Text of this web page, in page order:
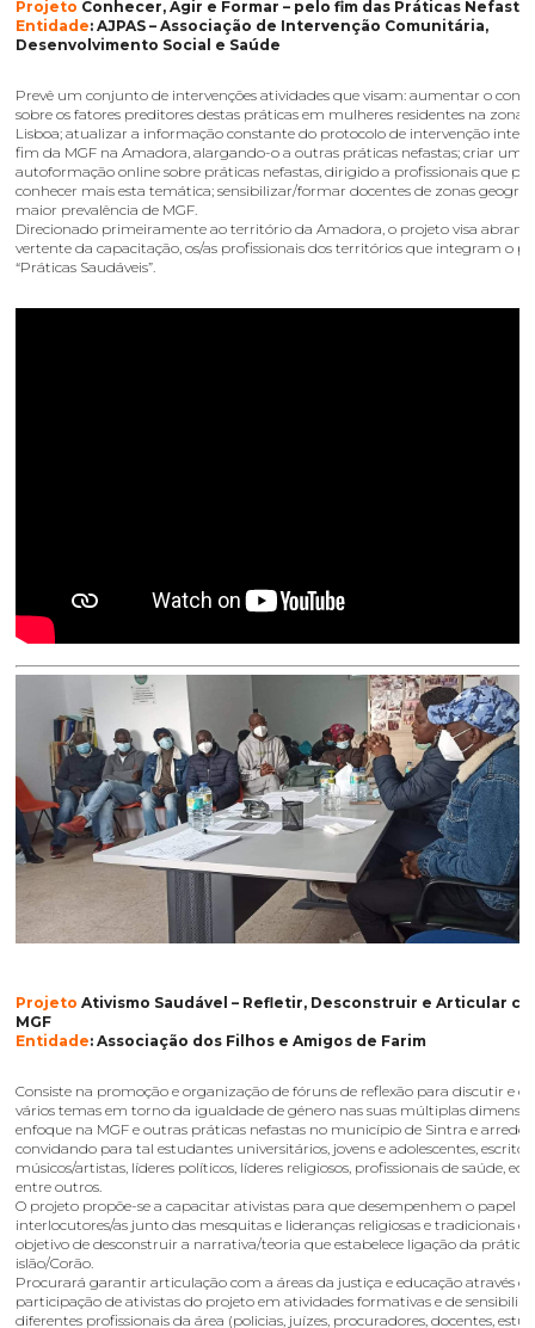
Projeto Conhecer, Agir e Formar – pelo fim das Práticas
Entidade: AJPAS – Associação de Intervenção Comunitária,
Desenvolvimento Social e Saúde
Prevê um conjunto de intervenções atividades que visam: aumentar o
sobre os fatores preditores destas práticas em mulheres residentes na zona
Lisboa; atualizar a informação constante do protocolo de intervenção
fim da MGF na Amadora, alargando-o a outras práticas nefastas; criar um
autoformação online sobre práticas nefastas, dirigido a profissionais que
conhecer mais esta temática; sensibilizar/formar docentes de zonas
maior prevalência de MGF.
Direcionado primeiramente ao território da Amadora, o projeto visa
vertente da capacitação, os/as profissionais dos territórios que integram o
“Práticas Saudáveis”.
Projeto Ativismo Saudável – Refletir, Desconstruir e Articular
MGF
Entidade: Associação dos Filhos e Amigos de Farim
Consiste na promoção e organização de fóruns de reflexão para discutir e
vários temas em torno da igualdade de género nas suas múltiplas
enfoque na MGF e outras práticas nefastas no município de Sintra e
convidando para tal estudantes universitários, jovens e adolescentes,
músicos/artistas, líderes políticos, líderes religiosos, profissionais de saúde,
entre outros.
O projeto propõe-se a capacitar ativistas para que desempenhem o papel
interlocutores/as junto das mesquitas e lideranças religiosas e tradicionais
objetivo de desconstruir a narrativa/teoria que estabelece ligação da prática
islão/Corão.
Procurará garantir articulação com a áreas da justiça e educação através
participação de ativistas do projeto em atividades formativas e de
diferentes profissionais da área (policias, juízes, procuradores, docentes,